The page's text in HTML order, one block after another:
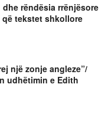
rëndësia rrënjësore
tekstet shkollore
një zonje angleze”/
udhëtimin e Edith